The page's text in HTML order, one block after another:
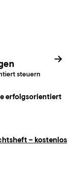
steuern
erfolgsorientiert
– kostenlos